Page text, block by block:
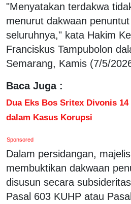
"Menyatakan terdakwa
menurut dakwaan
seluruhnya," kata Hakim
Franciskus Tampubolon
Semarang, Kamis (7/5/
Baca Juga :
Dua Eks Bos Sritex Divonis 14
dalam Kasus Korupsi
Sponsored
Dalam persidangan,
membuktikan dakwaan
disusun secara
Pasal 603 KUHP atau